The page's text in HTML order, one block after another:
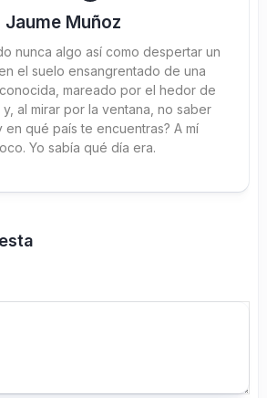
Jaume Muñoz
nunca algo así como despertar un
el suelo ensangrentado de una
mareado por el hedor de
al mirar por la ventana, no saber
en qué país te encuentras? A mí
Yo sabía qué día era.